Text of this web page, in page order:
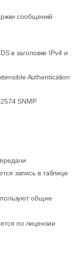
сообщений
в заголовке IPv4 и
Authentication
SNMP
запись в таблице
общие
по лицензии